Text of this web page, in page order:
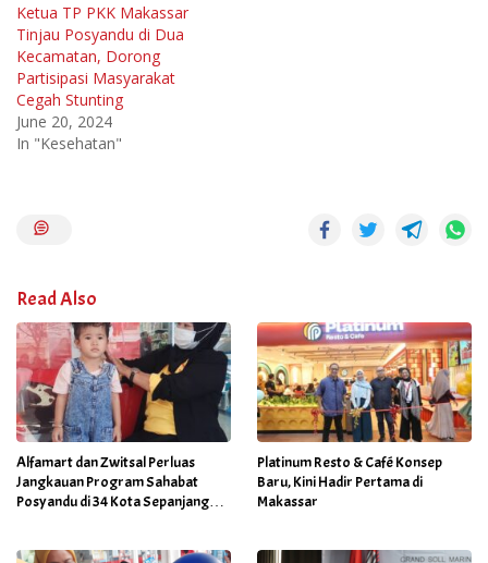
Ketua TP PKK Makassar
Tinjau Posyandu di Dua
Kecamatan, Dorong
Partisipasi Masyarakat
Cegah Stunting
June 20, 2024
In "Kesehatan"
Read Also
Alfamart dan Zwitsal Perluas
Jangkauan Program Sahabat
Posyandu di 34 Kota Sepanjang
Platinum Resto & Café Konsep
Baru, Kini Hadir Pertama di
Makassar